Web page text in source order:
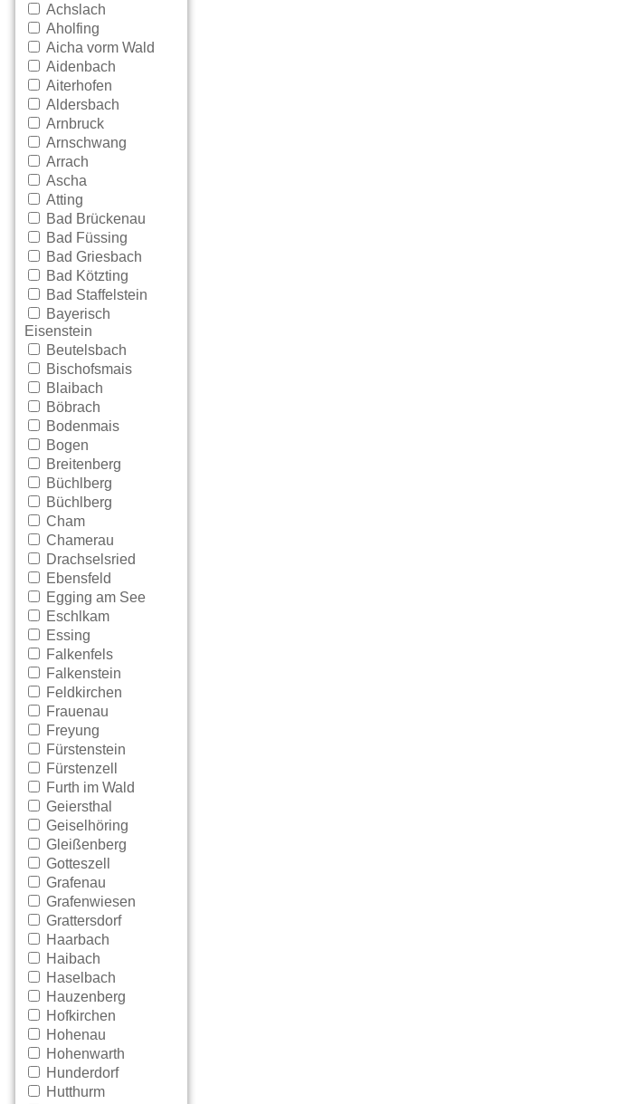
Achslach
Aholfing
Aicha vorm Wald
Aidenbach
Aiterhofen
Aldersbach
Arnbruck
Arnschwang
Arrach
Ascha
Atting
Bad Brückenau
Bad Füssing
Bad Griesbach
Bad Kötzting
Bad Staffelstein
Bayerisch
Eisenstein
Beutelsbach
Bischofsmais
Blaibach
Böbrach
Bodenmais
Bogen
Breitenberg
Büchlberg
Büchlberg
Cham
Chamerau
Drachselsried
Ebensfeld
Egging am See
Eschlkam
Essing
Falkenfels
Falkenstein
Feldkirchen
Frauenau
Freyung
Fürstenstein
Fürstenzell
Furth im Wald
Geiersthal
Geiselhöring
Gleißenberg
Gotteszell
Grafenau
Grafenwiesen
Grattersdorf
Haarbach
Haibach
Haselbach
Hauzenberg
Hofkirchen
Hohenau
Hohenwarth
Hunderdorf
Hutthurm